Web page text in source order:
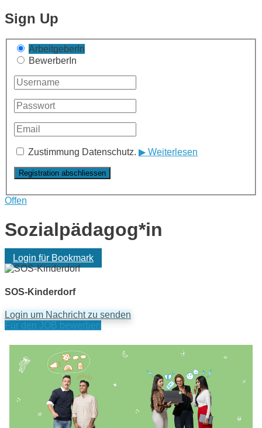
Sign Up
ArbeitgeberIn
BewerberIn
Zustimmung Datenschutz. ▶ Weiterlesen
Offen
Sozialpädagog*in
Login für Bookmark
SOS-Kinderdorf
Login um Nachricht zu senden
Für den JOB bewerben